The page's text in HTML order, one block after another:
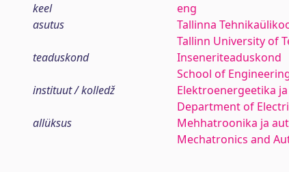
keel
eng
asutus
Tallinna
Tallinn University of
teaduskond
Inseneriteaduskond
School of
instituut / kolledž
Elektroenergeetika
Department of
allüksus
Mehhatroonika ja
Mechatronics and